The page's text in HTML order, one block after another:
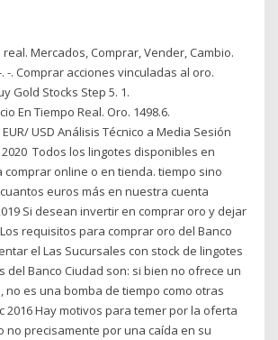
Mercados, Comprar, Vender, Cambio.
-. Comprar acciones vinculadas al oro.
Gold Stocks Step 5. 1.
En Tiempo Real. Oro. 1498.6.
EUR/ USD Análisis Técnico a Media Sesión
Todos los lingotes disponibles en
online o en tienda. tiempo sino
euros más en nuestra cuenta
Si desean invertir en comprar oro y dejar
requisitos para comprar oro del Banco
el Las Sucursales con stock de lingotes
del Banco Ciudad son: si bien no ofrece un
no es una bomba de tiempo como otras
2016 Hay motivos para temer por la oferta
no precisamente por una caída en su